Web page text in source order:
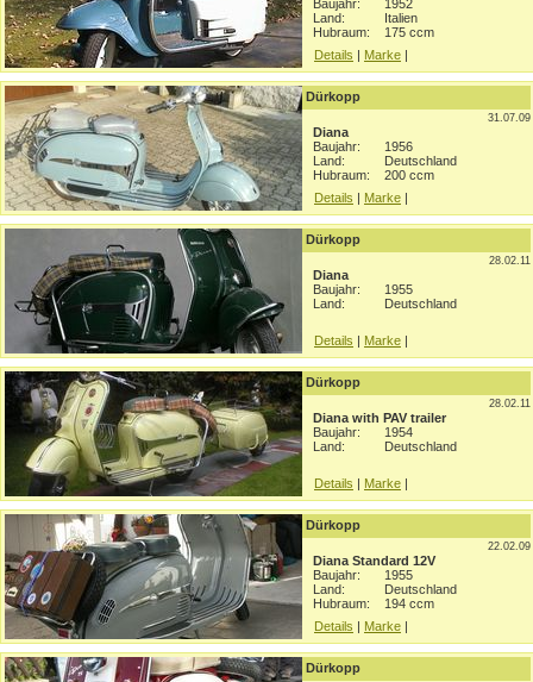
Baujahr:
1952
Land:
Italien
Hubraum:
175 ccm
Details | Marke |
Dürkopp
31.07.09
Diana
Baujahr:
1956
Land:
Deutschland
Hubraum:
200 ccm
Details | Marke |
Dürkopp
28.02.11
Diana
Baujahr:
1955
Land:
Deutschland
Details | Marke |
Dürkopp
28.02.11
Diana with PAV trailer
Baujahr:
1954
Land:
Deutschland
Details | Marke |
Dürkopp
22.02.09
Diana Standard 12V
Baujahr:
1955
Land:
Deutschland
Hubraum:
194 ccm
Details | Marke |
Dürkopp